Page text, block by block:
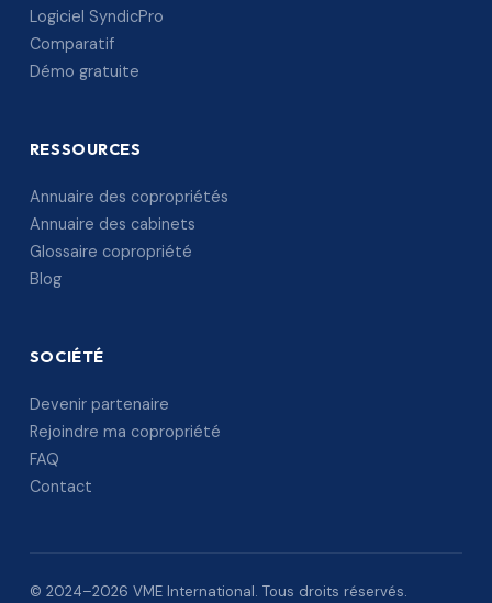
Logiciel SyndicPro
Comparatif
Démo gratuite
RESSOURCES
Annuaire des copropriétés
Annuaire des cabinets
Glossaire copropriété
Blog
SOCIÉTÉ
Devenir partenaire
Rejoindre ma copropriété
FAQ
Contact
© 2024–2026 VME International. Tous droits réservés.